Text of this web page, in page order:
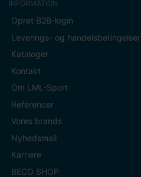
INFORMATION
Opret B2B-login
Leverings- og handelsbetingelser
Kataloger
Kontakt
Om LML-Sport
Referencer
Vores brands
Nyhedsmail
Karriere
BECO SHOP